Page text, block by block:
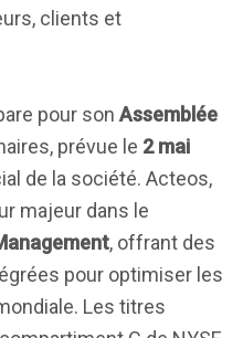
clients et
pour son Assemblée
prévue le 2 mai
de la société. Acteos,
majeur dans le
, offrant des
pour optimiser les
Les titres